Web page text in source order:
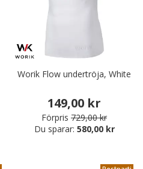
Worik Flow undertröja, White
149,00 kr
Förpris 729,00 kr
Du sparar: 580,00 kr